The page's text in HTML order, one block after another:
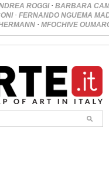
ROGGI · BARBARA
· FERNANDO NGUEMA
· MFOCHIVE